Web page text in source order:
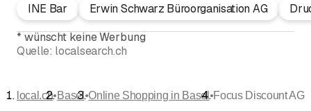
INE Bar Erwin Schwarz Büroorganisation AG
*wünscht keine Werbung
Quelle: localsearch.ch
local.ch•Basel•Online Shopping in Basel•Focus Discount AG